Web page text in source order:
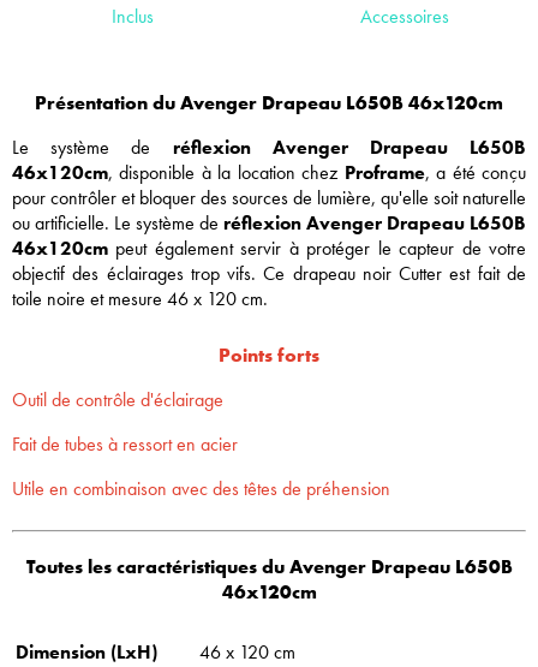
Inclus
Accessoires
Présentation du Avenger Drapeau L650B 46x120cm
Le système de réflexion Avenger Drapeau L650B
46x120cm, disponible à la location chez Proframe, a été conçu
pour contrôler et bloquer des sources de lumière, qu'elle soit naturelle
ou artificielle. Le système de réflexion Avenger Drapeau L650B
46x120cm peut également servir à protéger le capteur de votre
objectif des éclairages trop vifs. Ce drapeau noir Cutter est fait de
toile noire et mesure 46 x 120 cm.
Points forts
Outil de contrôle d'éclairage
Fait de tubes à ressort en acier
Utile en combinaison avec des têtes de préhension
Toutes les caractéristiques du Avenger Drapeau L650B
46x120cm
Dimension (LxH) 46 x 120 cm